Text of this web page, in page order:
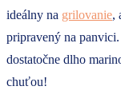
ideálny na grilovanie,
pripravený na
dostatočne dlho
chuťou!